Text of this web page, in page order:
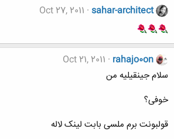
sahar-architect
Oct 27, 2011
rahajo0on
Oct 21, 2011
سلام جینقیلیه من
خوفی؟
قولبونت برم ملسی بابت لینک لاله